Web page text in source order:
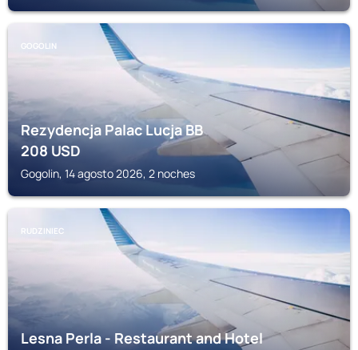
GOGOLIN
Rezydencja Palac Lucja BB
208USD
Gogolin, 14 agosto 2026, 2 noches
RUDZINIEC
Lesna Perla - Restaurant and Hotel